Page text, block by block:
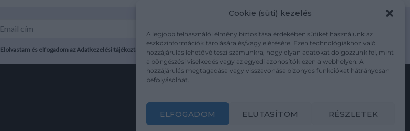
Cookie (süti) kezelés
A legjobb felhasználói élmény biztosítása érdekében sütiket használunk az
eszközinformációk tárolására és/vagy elérésére. Ezen technológiákhoz való
hozzájárulás lehetővé teszi számunkra, hogy olyan adatokat dolgozzunk fel, mint
a böngészési viselkedés vagy az egyedi azonosítók ezen a webhelyen. A
hozzájárulás megtagadása vagy visszavonása bizonyos funkciókat hátrányosan
befolyásolhat.
ELFOGADOM ELUTASÍTOM RÉSZLETEK
Elolvastam és elfogadom az Adatkezelési tájékoztatót: mutargy.com/adatkezelesi-tajekoztato/